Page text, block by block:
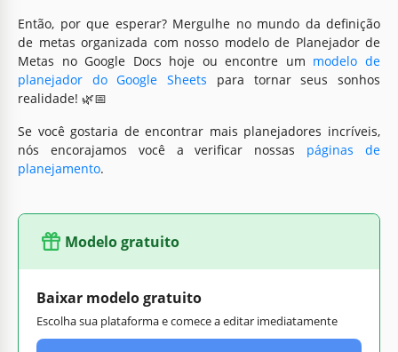
Então, por que esperar? Mergulhe no mundo da definição
de metas organizada com nosso modelo de Planejador de
Metas no Google Docs hoje ou encontre um modelo de
planejador do Google Sheets para tornar seus sonhos
realidade! 🌿📅
Se você gostaria de encontrar mais planejadores incríveis,
nós encorajamos você a verificar nossas páginas de
planejamento.
Modelo gratuito
Baixar modelo gratuito
Escolha sua plataforma e comece a editar imediatamente